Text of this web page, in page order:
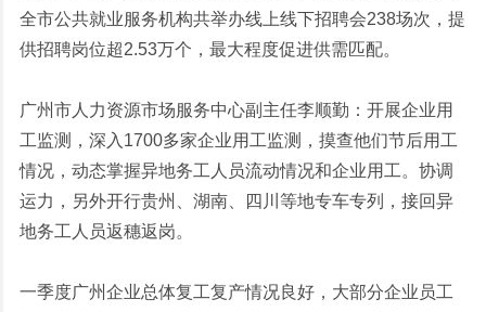
全市公共就业服务机构共举办线上线下招聘会238场次，提
供招聘岗位超2.53万个，最大程度促进供需匹配。
广州市人力资源市场服务中心副主任李顺勤：开展企业用
工监测，深入1700多家企业用工监测，摸查他们节后用工
情况，动态掌握异地务工人员流动情况和企业用工。协调
运力，另外开行贵州、湖南、四川等地专车专列，接回异
地务工人员返穗返岗。
一季度广州企业总体复工复产情况良好，大部分企业员工